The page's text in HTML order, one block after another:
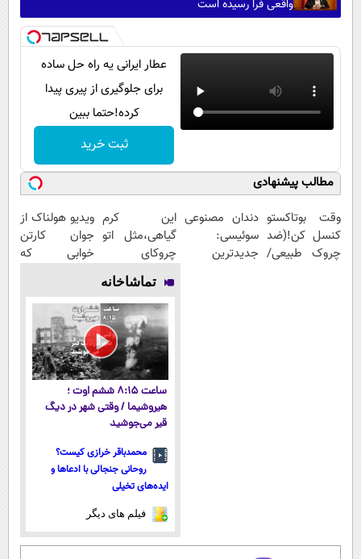
واقعی فرا رسیده است
عطار ایرانی یه راه حل ساده
برای جلوگیری از پیری پیدا
کرده!حتما ببین
ثبت خرید
مطالب پیشنهادی
وقت بوتاکستو
کنسل کن!(ضد
چروک طبیعی/
دندان مصنوعی
سوئیسی:
جدیدترین
این کرم
گیاهی،مثل اتو
چروکای
پوستتوصاف
میکنه!50%تخفیف
ویدیو هولناک از
جوان کارتن
خوابی که
تماشاخانه
ساعت ۸:۱۵ ششم اوت ؛
هیروشیما / وقتی شهر در دیگ
قیر می‌جوشید
محمدباقر خرازی کیست؟
روحانی جنجالی با ادعاها و
ایده‌های تخیلی
فیلم های دیگر